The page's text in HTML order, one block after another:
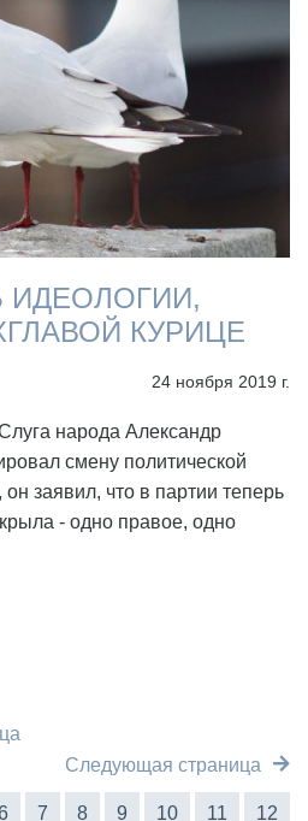
ИДЕОЛОГИИ,
КУРИЦЕ
24 ноября 2019 г.
народа Александр
смену политической
заявил, что в партии теперь
- одно правое, одно
Следующая страница
7 8 9 10 11 12